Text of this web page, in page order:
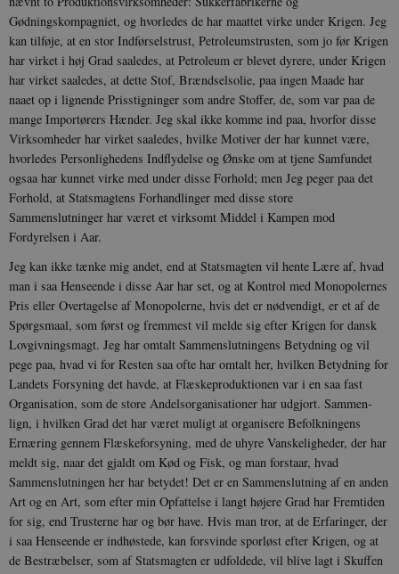
Gødningskompagniet, og hvorledes de har maattet virke under Krigen. Jeg
kan tilføje, at en stor Indførselstrust, Petroleumstrusten, som jo før Krigen
har virket i høj Grad saaledes, at Petroleum er blevet dyrere, under Krigen
har virket saaledes, at dette Stof, Brændselsolie, paa ingen Maade har
naaet op i lignende Prisstigninger som andre Stoffer, de, som var paa de
mange Importørers ­Hænder. Jeg skal ikke komme ind paa, hvorfor disse
Virksomheder har virket saaledes, hvilke Motiver der har kunnet være,
hvorledes Personlighedens Indflydelse og Ønske om at tjene Samfundet
ogsaa har kunnet virke med under disse Forhold; men Jeg peger paa det
Forhold, at Stats­magtens Forhandlinger med disse store
Sammenslutninger har været et virksomt Middel i Kampen mod
Fordyrelsen i Aar.
Jeg kan ikke tænke mig andet, end at Statsmagten vil hente Lære af, hvad
man i saa Henseende i disse Aar har set, og at Kontrol med Monopolernes
Pris eller Over­tagelse af Monopolerne, hvis det er nød­vendigt, er et af de
Spørgsmaal, som først og fremmest vil melde sig efter Krigen for dansk
Lovgivningsmagt. Jeg har omtalt Sammenslutningens Betydning og vil
pege paa, hvad vi for Resten saa ofte har omtalt her, hvilken Betydning for
Landets For­syning det havde, at Flæskeproduktionen var i en saa fast
Organisation, som de store Andelsorganisationer har udgjort. Sammen­
lign, i hvilken Grad det har været muligt at organisere Befolkningens
Ernæring gennem Flæskeforsyning, med de uhyre Vanskeligheder­, der har
meldt sig, naar det gjaldt om Kød og Fisk, og man forstaar, hvad
Sammenslutningen her har betydet! Det er en Sammensl­utning af en anden
Art og en Art, som efter min Opfattelse i langt højere Grad har Fremtiden
for sig, end Trusterne har og bør have. Hvis man tror, at de Er­faringer, der
i saa Henseende er indhøstede, kan forsvinde sporløst efter Krigen, og at
de Bestræbelser, som af Statsmagten er udfol­dede, vil blive lagt i Skuffen